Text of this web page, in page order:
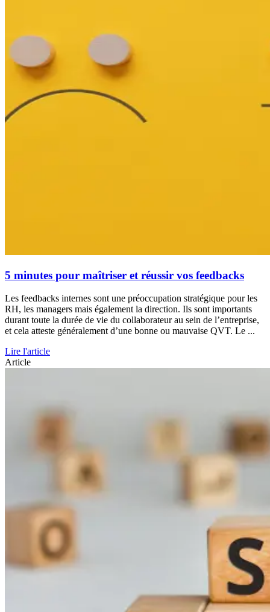
5 minutes pour maîtriser et réussir vos feedbacks
Les feedbacks internes sont une préoccupation stratégique pour les
RH, les managers mais également la direction. Ils sont importants
durant toute la durée de vie du collaborateur au sein de l’entreprise,
et cela atteste généralement d’une bonne ou mauvaise QVT. Le ...
Lire l'article
Article